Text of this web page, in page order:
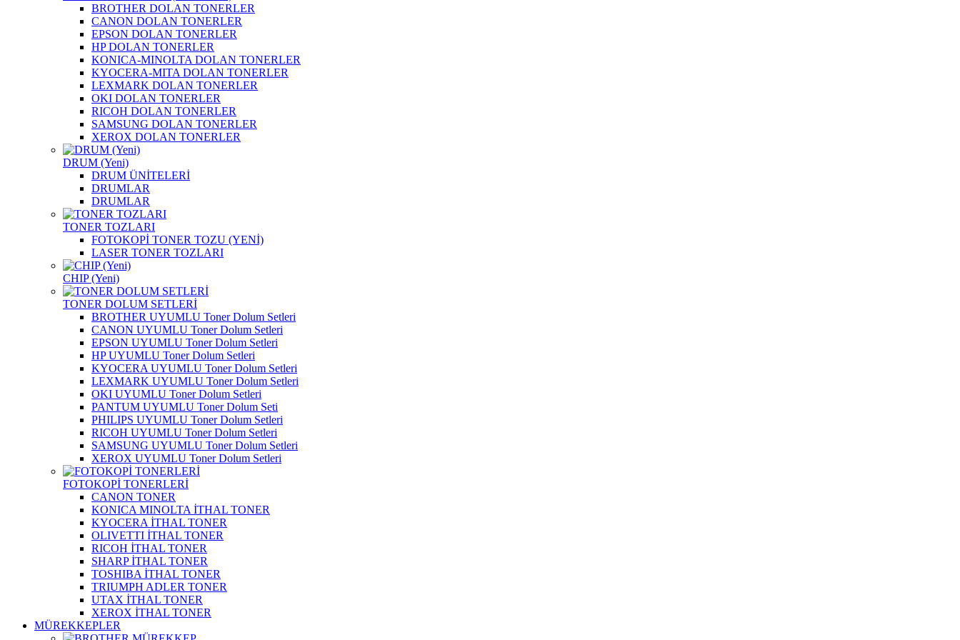
BROTHER DOLAN TONERLER
CANON DOLAN TONERLER
EPSON DOLAN TONERLER
HP DOLAN TONERLER
KONICA-MINOLTA DOLAN TONERLER
KYOCERA-MITA DOLAN TONERLER
LEXMARK DOLAN TONERLER
OKI DOLAN TONERLER
RICOH DOLAN TONERLER
SAMSUNG DOLAN TONERLER
XEROX DOLAN TONERLER
DRUM (Yeni)
DRUM ÜNİTELERİ
DRUMLAR
DRUMLAR
TONER TOZLARI
FOTOKOPİ TONER TOZU (YENİ)
LASER TONER TOZLARI
CHIP (Yeni)
TONER DOLUM SETLERİ
BROTHER UYUMLU Toner Dolum Setleri
CANON UYUMLU Toner Dolum Setleri
EPSON UYUMLU Toner Dolum Setleri
HP UYUMLU Toner Dolum Setleri
KYOCERA UYUMLU Toner Dolum Setleri
LEXMARK UYUMLU Toner Dolum Setleri
OKI UYUMLU Toner Dolum Setleri
PANTUM UYUMLU Toner Dolum Seti
PHILIPS UYUMLU Toner Dolum Setleri
RICOH UYUMLU Toner Dolum Setleri
SAMSUNG UYUMLU Toner Dolum Setleri
XEROX UYUMLU Toner Dolum Setleri
FOTOKOPİ TONERLERİ
CANON TONER
KONICA MINOLTA İTHAL TONER
KYOCERA İTHAL TONER
OLIVETTI İTHAL TONER
RICOH İTHAL TONER
SHARP İTHAL TONER
TOSHIBA İTHAL TONER
TRIUMPH ADLER TONER
UTAX İTHAL TONER
XEROX İTHAL TONER
MÜREKKEPLER